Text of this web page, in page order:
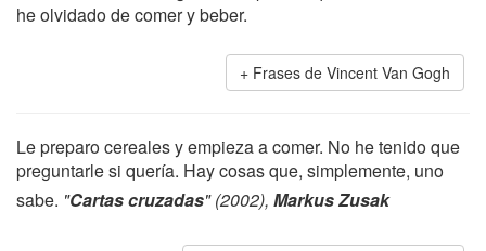
he olvidado de comer y beber.
Frases de Vincent Van Gogh
Le preparo cereales y empieza a comer. No he tenido que
preguntarle si quería. Hay cosas que, simplemente, uno
sabe. "Cartas cruzadas" (2002), Markus Zusak